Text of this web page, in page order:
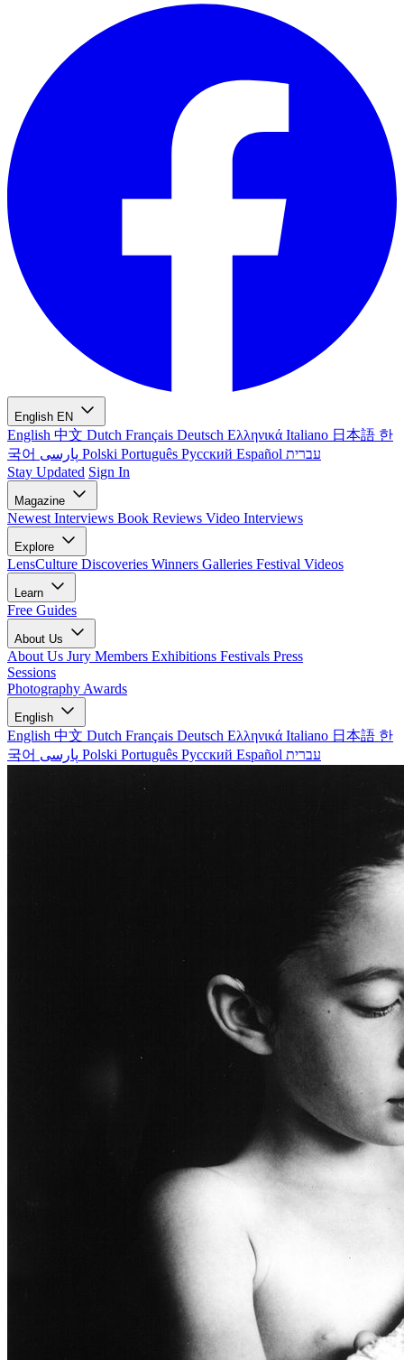
English EN
English 中文 Dutch Français Deutsch Ελληνικά Italiano 日本語 한
국어
Polski Português Русский Español עברית
Stay Updated Sign In
Magazine
Newest Interviews Book Reviews Video Interviews
Explore
LensCulture Discoveries Winners Galleries Festival Videos
Learn
Free Guides
About Us
About Us Jury Members Exhibitions Festivals Press
Sessions
Photography Awards
English
English 中文 Dutch Français Deutsch Ελληνικά Italiano 日本語 한
국어
Polski Português Русский Español עברית